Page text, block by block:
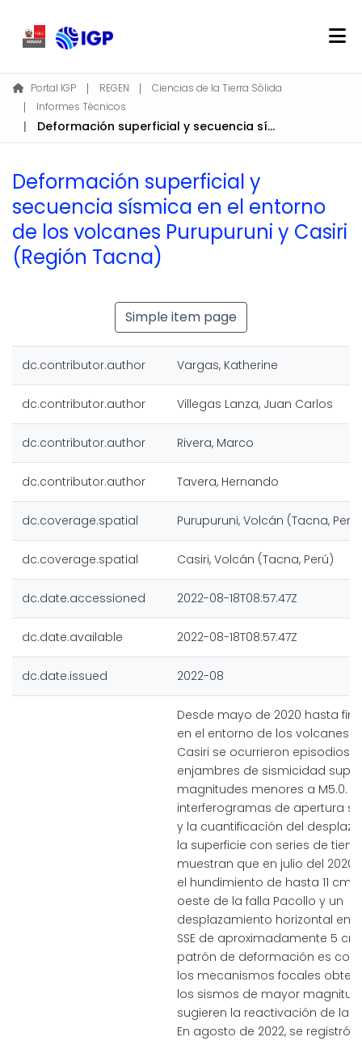
Home
About REGEN
Communities & Collections
Statistics
Log In
Portal IGP REGEN
Ciencias de la Tierra Sólida
Informes Técnicos
Deformación superficial y secuencia sísmica en el entorno de los volcanes Purupuruni y Casiri (Región Tacna)
Deformación superficial y
secuencia sísmica en el entorno
de los volcanes Purupuruni y Casiri
(Región Tacna)
Simple item page
dc.contributor.author Vargas, Katherine
dc.contributor.author Villegas Lanza, Juan Carlos
dc.contributor.author Rivera, Marco
dc.contributor.author Tavera, Hernando
dc.coverage.spatial Purupuruni, Volcán (Tacna, Perú)
dc.coverage.spatial Casiri, Volcán (Tacna, Perú)
dc.date.accessioned 2022-08-18T08:57:47Z
dc.date.available 2022-08-18T08:57:47Z
dc.date.issued 2022-08
Desde mayo de 2020 hasta
en el entorno de los volcanes
Casiri se ocurrieron episodios
enjambres de sismicidad
magnitudes menores a M5.0.
interferogramas de apertura
y la cuantificación del
la superficie con series de
muestran que en julio del 2020
el hundimiento de hasta 11 cm
oeste de la falla Pacollo y un
desplazamiento horizontal en
SSE de aproximadamente 5
patrón de deformación es
los mecanismos focales
los sismos de mayor
sugieren la reactivación de la
En agosto de 2022, se registró